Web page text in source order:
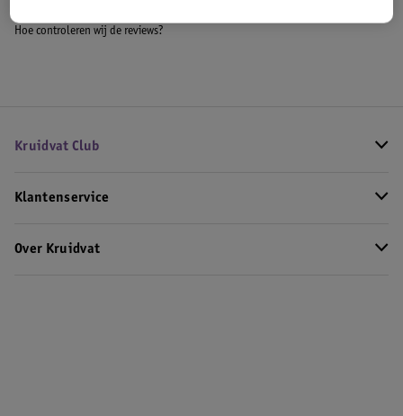
Hoe controleren wij de reviews?
Kruidvat Club
Klantenservice
Over Kruidvat